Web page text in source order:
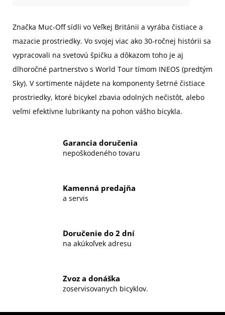
Značka Muc-Off sídli vo Veľkej Británii a vyrába čistiace a
mazacie prostriedky. Vo svojej viac ako 30-ročnej histórii sa
vypracovali na svetovú špičku a dôkazom toho je aj
dlhoročné partnerstvo s World Tour tímom INEOS (predtým
Sky). V sortimente nájdete na komponenty šetrné čistiace
prostriedky, ktoré bicykel zbavia odolných nečistôt, alebo
veľmi efektívne lubrikanty na pohon vášho bicykla.
Garancia doručenia
nepoškodeného tovaru
Kamenná predajňa
a servis
Doručenie do 2 dní
na akúkoľvek adresu
Zvoz a donáška
zoservisovanych bicyklov.